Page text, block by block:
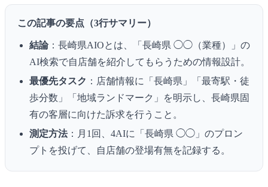
この記事の要点（3行サマリー）
結論：長崎県AIOとは、「長崎県 ◯◯（業種）」の
AI検索で自店舗を紹介してもらうための情報設計。
最優先タスク ：店舗情報に「長崎県」「最寄駅・徒
歩分数」「地域ランドマーク」を明示し、長崎県固
有の客層に向けた訴求を行うこと。
測定方法：月1回、4AIに「長崎県 ◯◯」のプロン
プトを投げて、自店舗の登場有無を記録する。